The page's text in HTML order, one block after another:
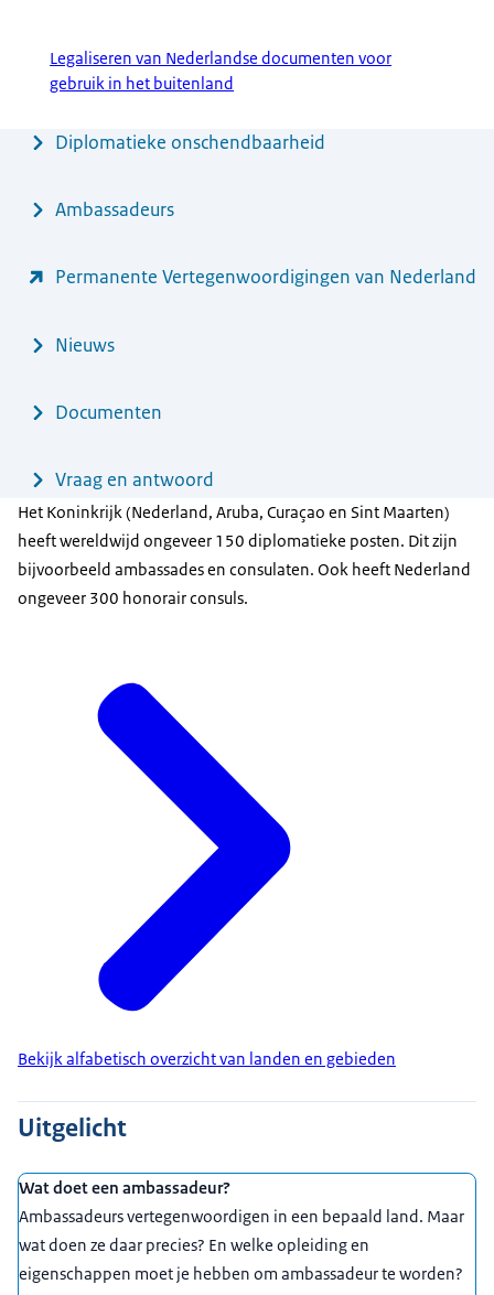
Legaliseren van Nederlandse documenten voor
gebruik in het buitenland
MenuDiplomatieke onschendbaarheid
Ambassadeurs
Permanente Vertegenwoordigingen van Nederland
Nieuws
Documenten
Vraag en antwoord
Het Koninkrijk (Nederland, Aruba, Curaçao en Sint Maarten)
heeft wereldwijd ongeveer 150 diplomatieke posten. Dit zijn
bijvoorbeeld ambassades en consulaten. Ook heeft Nederland
ongeveer 300 honorair consuls.
Bekijk alfabetisch overzicht van landen en gebieden
Uitgelicht
Wat doet een ambassadeur?
Ambassadeurs vertegenwoordigen in een bepaald land. Maar
wat doen ze daar precies? En welke opleiding en
eigenschappen moet je hebben om ambassadeur te worden?